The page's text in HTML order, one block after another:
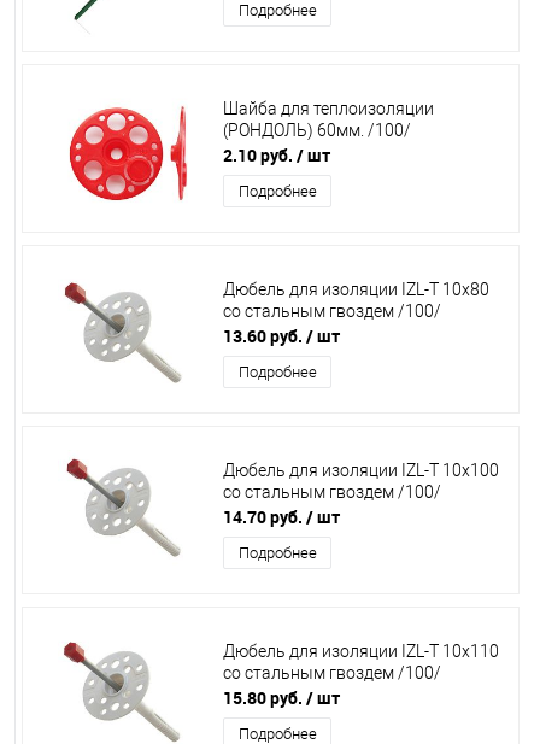
Подробнее
Шайба для теплоизоляции
(РОНДОЛЬ) 60мм. /100/
2.10 руб. / шт
Подробнее
Дюбель для изоляции IZL-T 10х80
со стальным гвоздем /100/
13.60 руб. / шт
Подробнее
Дюбель для изоляции IZL-T 10х100
со стальным гвоздем /100/
14.70 руб. / шт
Подробнее
Дюбель для изоляции IZL-T 10х110
со стальным гвоздем /100/
15.80 руб. / шт
Подробнее